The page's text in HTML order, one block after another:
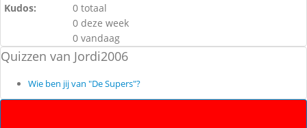
Kudos:
0 totaal
0 deze week
0 vandaag
Quizzen van Jordi2006
Wie ben jij van "De Supers"?